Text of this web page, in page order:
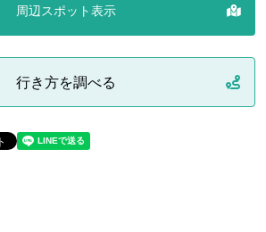
周辺スポット表示
行き方を調べる